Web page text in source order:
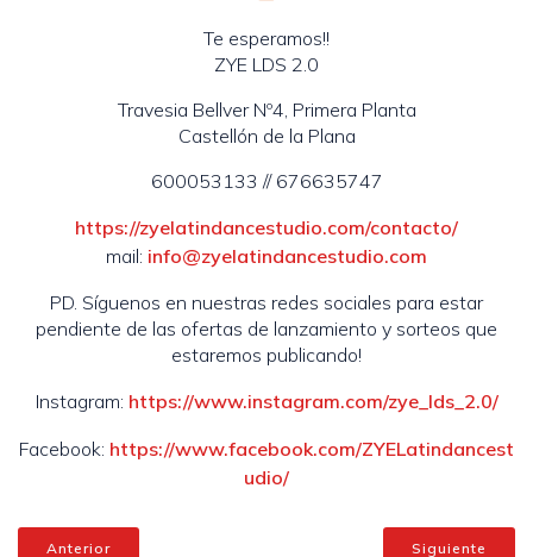
Te esperamos!!
ZYE LDS 2.0
Travesia Bellver Nº4, Primera Planta
Castellón de la Plana
600053133 // 676635747
https://zyelatindancestudio.com/contacto/
mail: info@zyelatindancestudio.com
PD. Síguenos en nuestras redes sociales para estar
pendiente de las ofertas de lanzamiento y sorteos que
estaremos publicando!
Instagram: https://www.instagram.com/zye_lds_2.0/
Facebook: https://www.facebook.com/ZYELatindancest
udio/
Anterior Siguiente